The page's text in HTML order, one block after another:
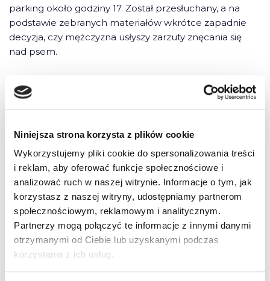
Niniejsza strona korzysta z plików cookie
Wykorzystujemy pliki cookie do spersonalizowania treści
i reklam, aby oferować funkcje społecznościowe i
analizować ruch w naszej witrynie. Informacje o tym, jak
korzystasz z naszej witryny, udostępniamy partnerom
społecznościowym, reklamowym i analitycznym.
Partnerzy mogą połączyć te informacje z innymi danymi
otrzymanymi od Ciebie lub uzyskanymi podczas
korzystania z ich usług.
parking około godziny 17. Został przesłuchany, a na
podstawie zebranych materiałów wkrótce zapadnie
decyzja, czy mężczyzna usłyszy zarzuty znęcania się
nad psem.
Źródło: Gazeta Wyborcza w Szczecinie
3 komentarze do “Zostawił psa w
samochodzie. Zwierzę zdechło.”
Pingback: click through the next website
Pingback:buy cocaine online